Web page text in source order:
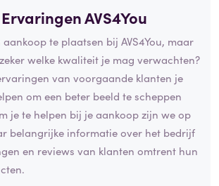
AVS4You
te plaatsen bij AVS4You, maar
welke kwaliteit je mag verwachten?
van voorgaande klanten je
om een beter beeld te scheppen
je te helpen bij je aankoop zijn we op
belangrijke informatie over het bedrijf
en reviews van klanten omtrent hun